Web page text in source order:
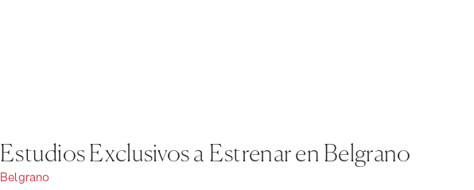
Estudios Exclusivos a Estrenar en Belgrano
Belgrano